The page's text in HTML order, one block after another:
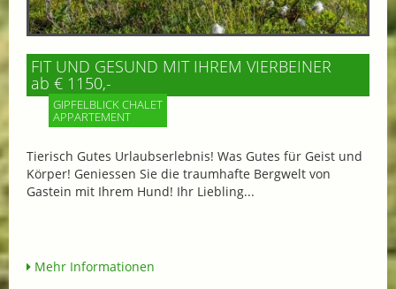
FIT UND GESUND MIT IHREM VIERBEINER
ab € 1150,-
GIPFELBLICK CHALET
APPARTEMENT
Tierisch Gutes Urlaubserlebnis! Was Gutes für Geist und
Körper! Geniessen Sie die traumhafte Bergwelt von
Gastein mit Ihrem Hund! Ihr Liebling...
Mehr Informationen